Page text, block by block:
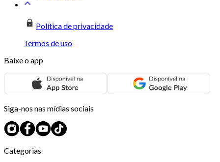
Política de privacidade
Termos de uso
Baixe o app
Siga-nos nas mídias sociais
Categorias